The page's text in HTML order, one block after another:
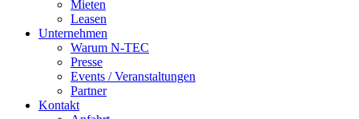
Mieten
Leasen
Unternehmen
Warum N-TEC
Presse
Events / Veranstaltungen
Partner
Kontakt